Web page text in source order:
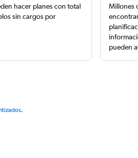
hacer planes con total
sin cargos por
Millones
pueden
.